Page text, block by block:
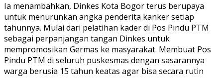
Ia menambahkan, Dinkes Kota Bogor terus berupaya
untuk menurunkan angka penderita kanker setiap
tahunnya. Mulai dari pelatihan kader di Pos Pindu PTM
sebagai perpanjangan tangan Dinkes untuk
mempromosikan Germas ke masyarakat. Membuat Pos
Pindu PTM di seluruh puskesmas dengan sasarannya
warga berusia 15 tahun keatas agar bisa secara rutin